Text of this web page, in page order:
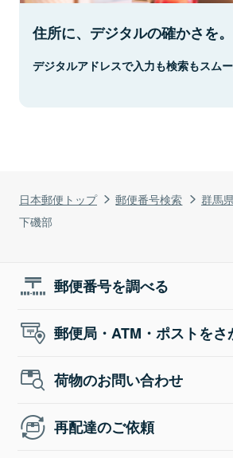
日本郵便トップ 郵便番号検索 群馬県
下磯部
住所に、デジタルの確かさを。
デジタルアドレスで入力も検索もスムー
郵便番号を調べる
郵便局・ATM・ポストをさ
荷物のお問い合わせ
再配達のご依頼